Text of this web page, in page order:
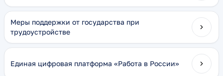
Меры поддержки от государства при
трудоустройстве
Единая цифровая платформа «Работа в России»